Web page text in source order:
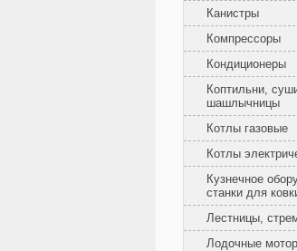
Канистры
Компрессоры
Кондиционеры
Коптильни,
шашлычницы
Котлы газовые
Котлы
Кузнечное
станки для
Лестницы,
Лодочные